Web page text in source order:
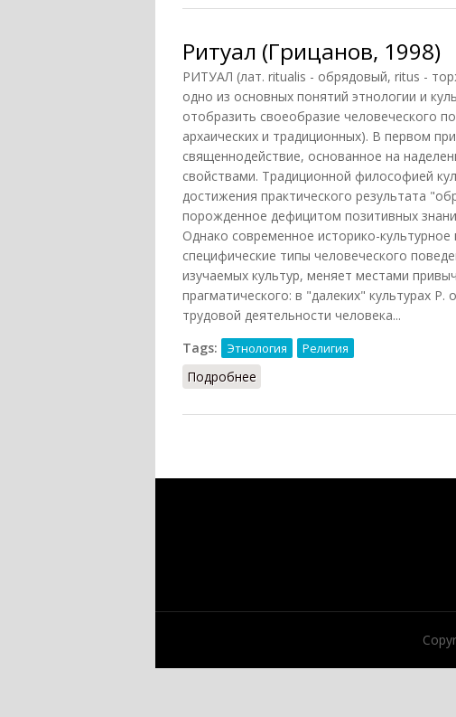
Ритуал (Грицанов, 1998)
РИТУАЛ (лат. ritualis - обрядовый, ritus -
одно из основных понятий этнологии и
отобразить своеобразие человеческого
архаических и традиционных). В первом
священнодействие, основанное на
свойствами. Традиционной философией
достижения практического результата
порожденное дефицитом позитивных
Однако современное историко-
специфические типы человеческого
изучаемых культур, меняет местами
прагматического: в "далеких" культурах
трудовой деятельности человека...
Tags:
Этнология Религия
Подробнее